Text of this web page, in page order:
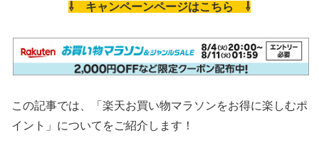
⇩ キャンペーンページはこちら ⇩
この記事では、「楽天お買い物マラソンをお得に楽しむポ
イント」についてをご紹介します！